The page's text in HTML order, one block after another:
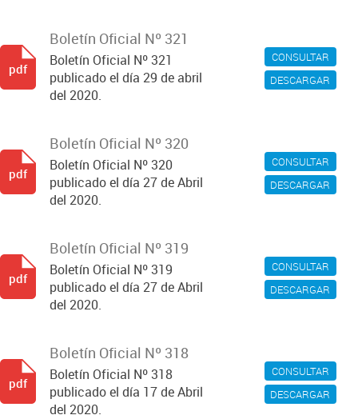
CONSULTAR
DESCARGAR
Boletín Oficial Nº 321
Boletín Oficial Nº 321
publicado el día 29 de abril
del 2020.
pdf
CONSULTAR
DESCARGAR
Boletín Oficial Nº 320
Boletín Oficial Nº 320
publicado el día 27 de Abril
del 2020.
pdf
CONSULTAR
DESCARGAR
Boletín Oficial Nº 319
Boletín Oficial Nº 319
publicado el día 27 de Abril
del 2020.
pdf
CONSULTAR
DESCARGAR
Boletín Oficial Nº 318
Boletín Oficial Nº 318
publicado el día 17 de Abril
del 2020.
pdf